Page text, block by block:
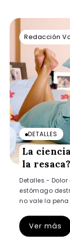
Redacción
DETALLES
La
la resaca?
Detalles.-
estómago
no vale la pena
Ver más